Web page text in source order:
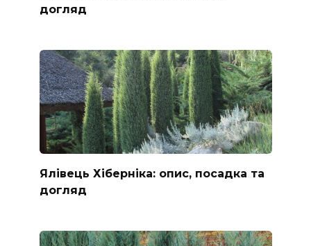
догляд
Ялівець Хіберніка: опис, посадка та
догляд